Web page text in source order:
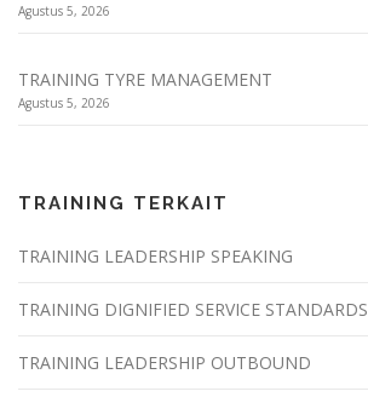
Agustus 5, 2026
TRAINING TYRE MANAGEMENT
Agustus 5, 2026
TRAINING TERKAIT
TRAINING LEADERSHIP SPEAKING
TRAINING DIGNIFIED SERVICE STANDARDS
TRAINING LEADERSHIP OUTBOUND